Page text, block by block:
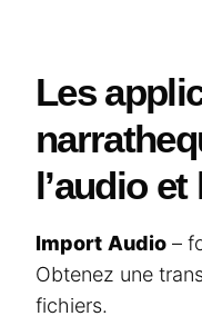
Les
l’audio et
Import Audio –
Obtenez une
fichiers.